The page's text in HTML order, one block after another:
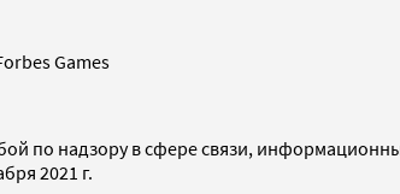
Games
по надзору в сфере связи,
2021 г.